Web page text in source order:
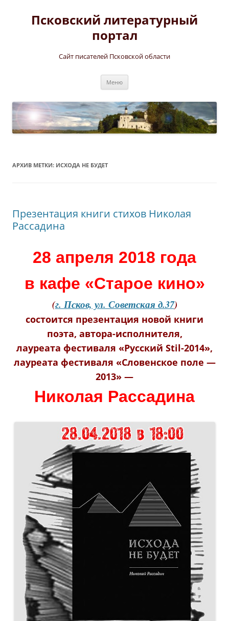
содержимому
Псковский литературный
портал
Сайт писателей Псковской области
Меню
АРХИВ МЕТКИ: ИСХОДА НЕ БУДЕТ
Презентация книги стихов Николая
Рассадина
28 апреля 2018 года
в кафе «Старое кино»
(г. Псков, ул. Советская д.37)
состоится презентация новой книги
поэта, автора-исполнителя,
лауреата фестиваля «Русский Stil-2014»,
лауреата фестиваля «Словенское поле —
2013» —
Николая Рассадина